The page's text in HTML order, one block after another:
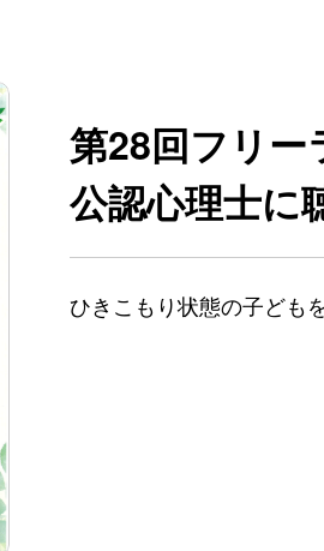
第28回フリー
公認心理士に
ひきこもり状態の子ども